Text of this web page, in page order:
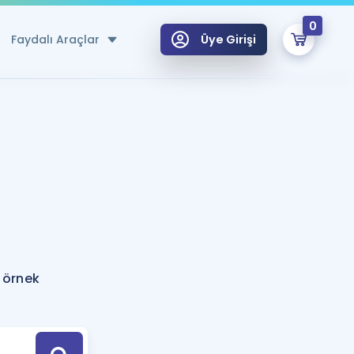
Faydalı Araçlar
Hesaplama Aracı
için Öneriler
Tek Takvimde
Üye Girişi
0